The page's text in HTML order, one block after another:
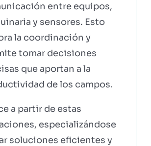
entre equipos,
y sensores. Esto
la coordinación y
tomar decisiones
que aportan a la
de los campos.
a partir de estas
especializándose
soluciones eficientes y